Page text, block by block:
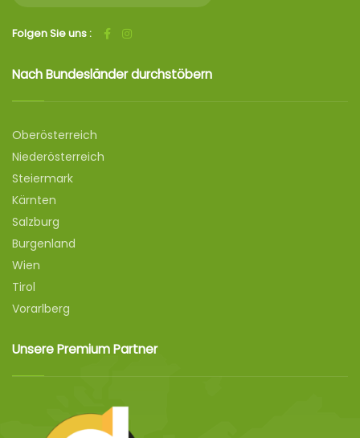
Folgen Sie uns :
Nach Bundesländer durchstöbern
Oberösterreich
Niederösterreich
Steiermark
Kärnten
Salzburg
Burgenland
Wien
Tirol
Vorarlberg
Unsere Premium Partner